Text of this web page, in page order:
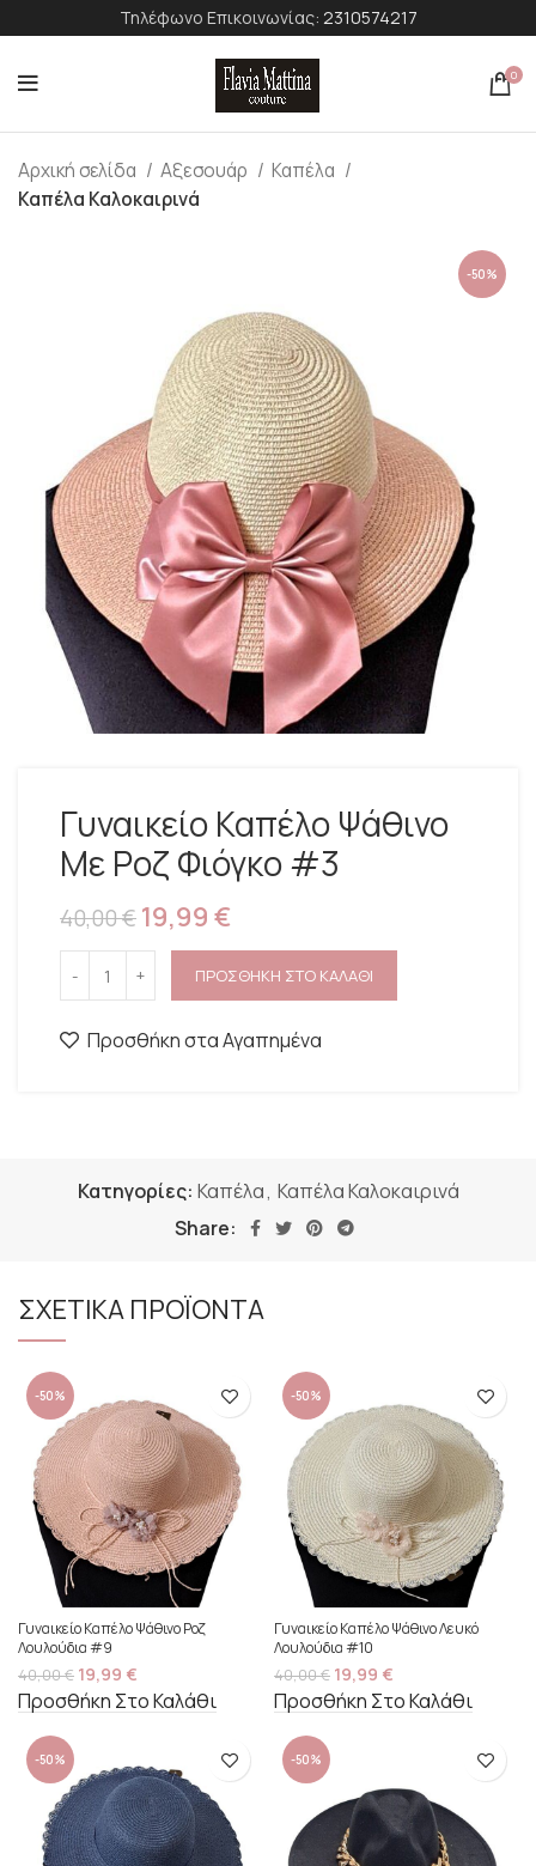
Τηλέφωνο Επικοινωνίας: 2310574217
0
Αρχική σελίδα Αξεσουάρ
Καπέλα
Καπέλα Καλοκαιρινά
-50%
Γυναικείο Καπέλο Ψάθινο
Με Ροζ Φιόγκο #3
40,00€19,99 €
ΠΡΟΣΘΗΚΗ ΣΤΟ ΚΑΛΑΘΙ
Προσθήκη στα Αγαπημένα
Κατηγορίες: Καπέλα, Καπέλα Καλοκαιρινά
Share:
ΣΧΕΤΙΚΑ ΠΡΟΪΟΝΤΑ
-50%
Γυναικείο Καπέλο Ψάθινο Ροζ
Λουλούδια #9
40,00€ 19,99 €
Προσθήκη Στο Καλάθι
-50%
Γυναικείο Καπέλο Ψάθινο Λευκό
Λουλούδια #10
40,00€ 19,99 €
Προσθήκη Στο Καλάθι
-50% -50%